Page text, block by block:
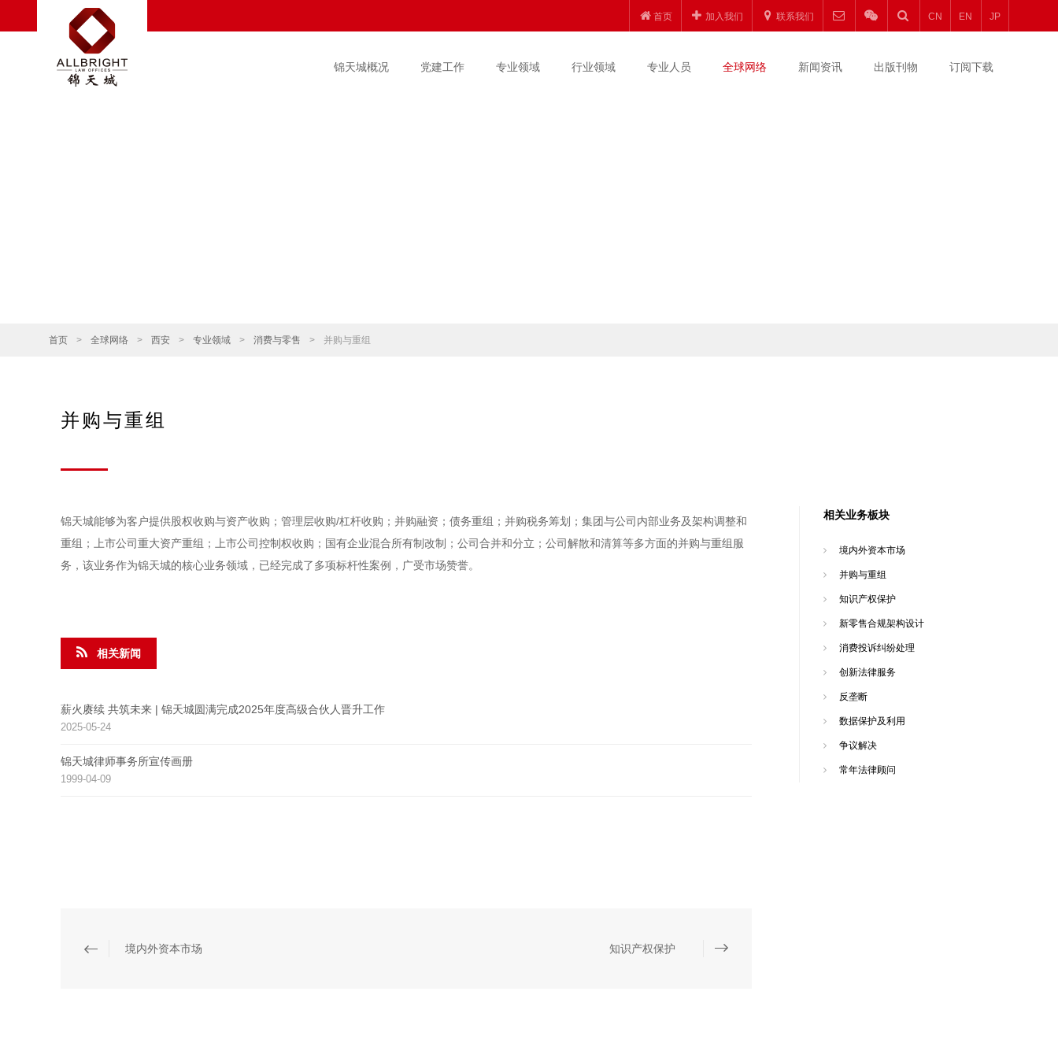
首页 加入我们 联系我们 CN EN JP
锦天城概况 党建工作 专业领域 行业领域 专业人员 全球网络 新闻资讯 出版刊物 订阅下载
首页 > 全球网络 > 西安 > 专业领域 > 消费与零售 > 并购与重组
并购与重组
锦天城能够为客户提供股权收购与资产收购；管理层收购/杠杆收购；并购融资；债务重组；并购税务筹划；集团与公司内部业务及架构调整和
重组；上市公司重大资产重组；上市公司控制权收购；国有企业混合所有制改制；公司合并和分立；公司解散和清算等多方面的并购与重组服
务，该业务作为锦天城的核心业务领域，已经完成了多项标杆性案例，广受市场赞誉。
相关新闻
薪火赓续 共筑未来 | 锦天城圆满完成2025年度高级合伙人晋升工作
2025-05-24
锦天城律师事务所宣传画册
1999-04-09
境内外资本市场 知识产权保护
相关业务板块
境内外资本市场
并购与重组
知识产权保护
新零售合规架构设计
消费投诉纠纷处理
创新法律服务
反垄断
数据保护及利用
争议解决
常年法律顾问